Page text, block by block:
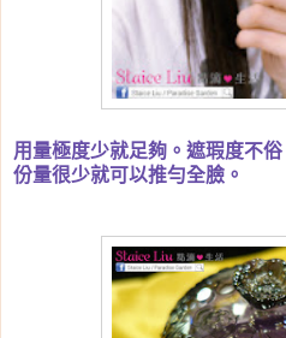
用量極度少就足夠。遮瑕度不
份量很少就可以推勻全臉。